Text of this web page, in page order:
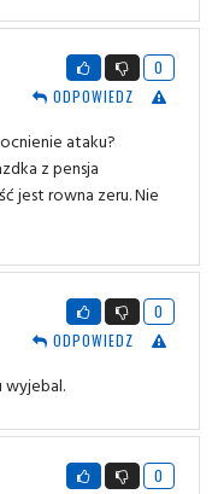
0
ODPOWIEDZ
ataku?
z pensja
jest rowna zeru. Nie
0
ODPOWIEDZ
wyjebal.
0